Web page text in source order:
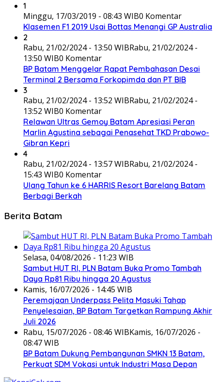
1
Minggu, 17/03/2019 - 08:43 WIB0 Komentar
Klasemen F1 2019 Usai Bottas Menangi GP Australia
2
Rabu, 21/02/2024 - 13:50 WIBRabu, 21/02/2024 -
13:50 WIB0 Komentar
BP Batam Menggelar Rapat Pembahasan Desai
Terminal 2 Bersama Forkopimda dan PT BIB
3
Rabu, 21/02/2024 - 13:52 WIBRabu, 21/02/2024 -
13:52 WIB0 Komentar
Relawan Ultras Gemoy Batam Apresiasi Peran
Marlin Agustina sebagai Penasehat TKD Prabowo-
Gibran Kepri
4
Rabu, 21/02/2024 - 13:57 WIBRabu, 21/02/2024 -
15:43 WIB0 Komentar
Ulang Tahun ke 6 HARRIS Resort Barelang Batam
Berbagi Berkah
Berita Batam
Selasa, 04/08/2026 - 11:23 WIB
Sambut HUT RI, PLN Batam Buka Promo Tambah
Daya Rp81 Ribu hingga 20 Agustus
Kamis, 16/07/2026 - 14:45 WIB
Peremajaan Underpass Pelita Masuki Tahap
Penyelesaian, BP Batam Targetkan Rampung Akhir
Juli 2026
Rabu, 15/07/2026 - 08:46 WIBKamis, 16/07/2026 -
08:47 WIB
BP Batam Dukung Pembangunan SMKN 13 Batam,
Perkuat SDM Vokasi untuk Industri Masa Depan